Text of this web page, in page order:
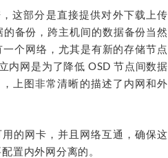
这部分是直接提供对外下载上传
备份，跨主机间的数据备份当然
个网络，尤其是有新的存储节点
内网是为了降低 OSD 节点间数据
上图非常清晰的描述了内网和外
的网卡，并且网络互通，确保这
置内外网分离的。